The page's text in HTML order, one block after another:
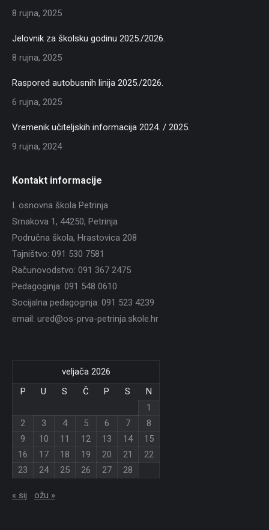
8 rujna, 2025
Jelovnik za školsku godinu 2025./2026.
8 rujna, 2025
Raspored autobusnih linija 2025./2026.
6 rujna, 2025
Vremenik učiteljskih informacija 2024. / 2025.
9 rujna, 2024
Kontakt informacije
I. osnovna škola Petrinja
Srnakova 1, 44250, Petrinja
Područna škola, Hrastovica 208
Tajništvo: 091 530 7581
Računovodstvo: 091 367 2475
Pedagoginja: 091 548 0610
Socijalna pedagoginja: 091 523 4239
email: ured@os-prva-petrinja.skole.hr
veljača 2026
P
U S Č P S
N
1
2
3 4 5 6 7
8
9
10 11 12 13 14
15
16
17 18 19 20 21
22
23
24 25 26 27 28
« sij ožu »